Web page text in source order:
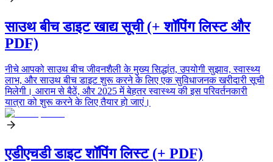
साउथ बीच डाइट खाद्य सूची (+ शॉपिंग लिस्ट और
PDF)
नीचे आपको साउथ बीच जीवनशैली के मुख्य सिद्धांत, उपयोगी सुझाव, स्वास्थ्य
लाभ, और साउथ बीच डाइट शुरू करने के लिए एक सुविधाजनक खरीदारी सूची
मिलेगी। आराम से बैठें, और 2025 में बेहतर स्वास्थ्य की इस परिवर्तनकारी
यात्रा को शुरू करने के लिए तैयार हो जाएं।
एडीएचडी डाइट शॉपिंग लिस्ट (+ PDF)